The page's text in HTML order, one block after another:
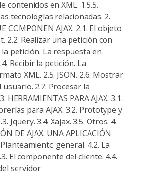
contenidos en XML. 1.5.5.
tecnologías relacionadas. 2.
COMPONEN AJAX. 2.1. El objeto
2.2. Realizar una petición con
la petición. La respuesta en
Recibir la petición. La
XML. 2.5. JSON. 2.6. Mostrar
2.7. Procesar la
HERRAMIENTAS PARA AJAX. 3.1.
para AJAX. 3.2. Prototype y
Jquery. 3.4. Xajax. 3.5. Otros. 4.
DE AJAX. UNA APLICACIÓN
Planteamiento general. 4.2. La
El componente del cliente. 4.4.
servidor